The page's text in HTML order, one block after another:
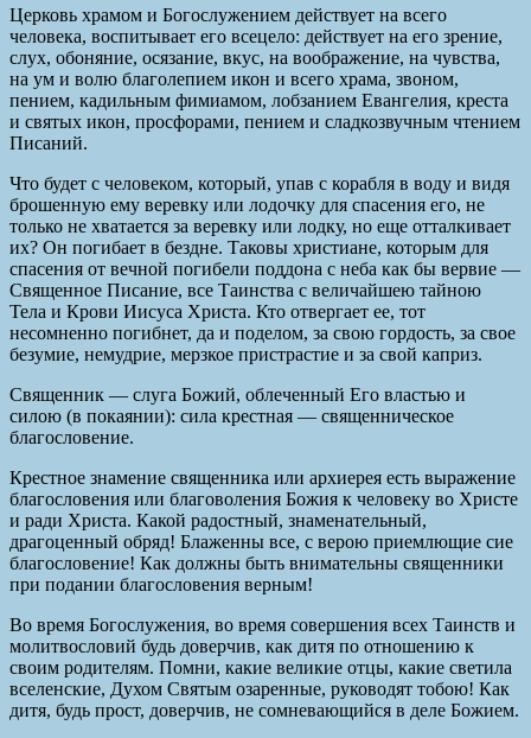
Церковь храмом и Богослужением действует на всего
человека, воспитывает его всецело: действует на его зрение,
слух, обоняние, осязание, вкус, на воображение, на чувства,
на ум и волю благолепием икон и всего храма, звоном,
пением, кадильным фимиамом, лобзанием Евангелия, креста
и святых икон, просфорами, пением и сладкозвучным чтением
Писаний.
Что будет с человеком, который, упав с корабля в воду и видя
брошенную ему веревку или лодочку для спасения его, не
только не хватается за веревку или лодку, но еще отталкивает
их? Он погибает в бездне. Таковы христиане, которым для
спасения от вечной погибели поддона с неба как бы вервие —
Священное Писание, все Таинства с величайшею тайною
Тела и Крови Иисуса Христа. Кто отвергает ее, тот
несомненно погибнет, да и поделом, за свою гордость, за свое
безумие, немудрие, мерзкое пристрастие и за свой каприз.
Священник — слуга Божий, облеченный Его властью и
силою (в покаянии): сила крестная — священническое
благословение.
Крестное знамение священника или архиерея есть выражение
благословения или благоволения Божия к человеку во Христе
и ради Христа. Какой радостный, знаменательный,
драгоценный обряд! Блаженны все, с верою приемлющие сие
благословение! Как должны быть внимательны священники
при подании благословения верным!
Во время Богослужения, во время совершения всех Таинств и
молитвословий будь доверчив, как дитя по отношению к
своим родителям. Помни, какие великие отцы, какие светила
вселенские, Духом Святым озаренные, руководят тобою! Как
дитя, будь прост, доверчив, не сомневающийся в деле Божием.